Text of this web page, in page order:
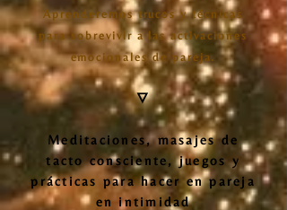
Aprenderemos trucos y técnicas
para sobrevivir a las activaciones
emocionales de pareja.
🜄
Meditaciones, masajes de
tacto consciente, juegos y
prácticas para hacer en pareja
en intimidad